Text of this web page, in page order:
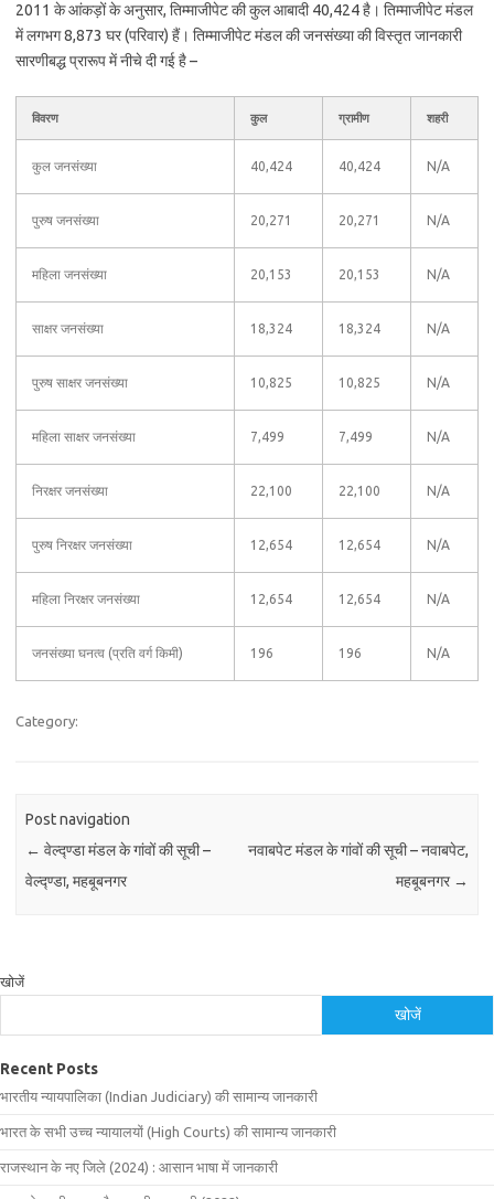
2011 के आंकड़ों के अनुसार, तिम्माजीपेट की कुल आबादी 40,424 है। तिम्माजीपेट मंडल
में लगभग 8,873 घर (परिवार) हैं। तिम्माजीपेट मंडल की जनसंख्या की विस्तृत जानकारी
सारणीबद्ध प्रारूप में नीचे दी गई है –
विवरण कुल ग्रामीण शहरी
कुल जनसंख्या 40,424 40,424 N/A
पुरुष जनसंख्या 20,271 20,271 N/A
महिला जनसंख्या 20,153 20,153 N/A
साक्षर जनसंख्या 18,324 18,324 N/A
पुरुष साक्षर जनसंख्या 10,825 10,825 N/A
महिला साक्षर जनसंख्या 7,499 7,499 N/A
निरक्षर जनसंख्या 22,100 22,100 N/A
पुरुष निरक्षर जनसंख्या 12,654 12,654 N/A
महिला निरक्षर जनसंख्या 12,654 12,654 N/A
जनसंख्या घनत्व (प्रति वर्ग किमी) 196 196 N/A
Category:
Post navigation
← वेल्द्ण्डा मंडल के गांवों की सूची –
वेल्द्ण्डा, महबूबनगर
नवाबपेट मंडल के गांवों की सूची – नवाबपेट,
महबूबनगर →
खोजें
खोजें
Recent Posts
भारतीय न्यायपालिका (Indian Judiciary) की सामान्य जानकारी
भारत के सभी उच्च न्यायालयों (High Courts) की सामान्य जानकारी
राजस्थान के नए जिले (2024) : आसान भाषा में जानकारी